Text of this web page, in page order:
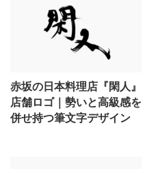
赤坂の日本料理店『閑人』
店舗ロゴ｜勢いと高級感を
併せ持つ筆文字デザイン